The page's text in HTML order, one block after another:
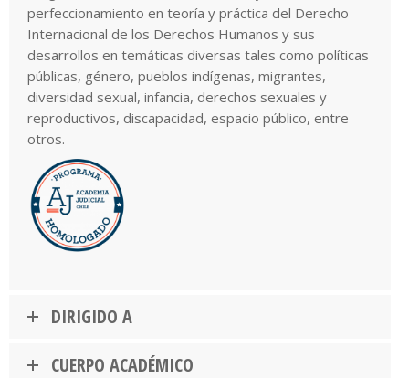
perfeccionamiento en teoría y práctica del Derecho
Internacional de los Derechos Humanos y sus
desarrollos en temáticas diversas tales como políticas
públicas, género, pueblos indígenas, migrantes,
diversidad sexual, infancia, derechos sexuales y
reproductivos, discapacidad, espacio público, entre
otros.
DIRIGIDO A
CUERPO ACADÉMICO